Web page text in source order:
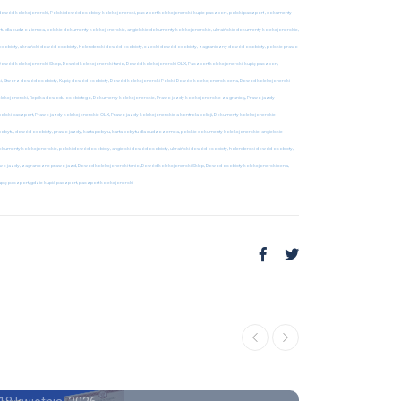
kolekcjonerski, Polski dowód osobisty kolekcjonerski, paszport kolekcjonerski, kupie paszport , polski paszport dokumenty
cudzoziemca, polskie dokumenty kolekcjonerskie, angielskie dokumenty kolekcjonerskie, ukraińskie dokumenty kolekcjonerskie,
ukraiński dowód osobisty, holenderski dowód osobisty, czeski dowód osobisty, zagraniczny dowód osobisty, polskie prawo
kolekcjonerski Sklep, Dowód kolekcjonerski tanio, Dowód kolekcjonerski OLX, Paszport kolekcjonerski, kupię paszport,
dowód osobisty, Kupię dowód osobisty, Dowód kolekcjonerski Polski, Dowód kolekcjonerski cena, Dowód kolekcjonerski
Replika dowodu osobistego, Dokumenty kolekcjonerskie, Prawo jazdy kolekcjonerskie za granicą, Prawo jazdy
paszport, Prawo jazdy kolekcjonerskie OLX, Prawo jazdy kolekcjonerskie a kontrola policji, Dokumenty kolekcjonerskie
dowód osobisty, prawo jazdy, karta pobytu, karta pobytu dla cudzoziemca, polskie dokumenty kolekcjonerskie, angielskie
kolekcjonerskie, polski dowód osobisty, angielski dowód osobisty, ukraiński dowód osobisty, holenderski dowód osobisty,
zagraniczne prawo jazd, Dowód kolekcjonerski tanio, Dowód kolekcjonerski Sklep, Dowód osobisty kolekcjonerski cena,
paszport, gdzie kupić paszport, paszport kolekcjonerski
ukończenia szkoły średniej